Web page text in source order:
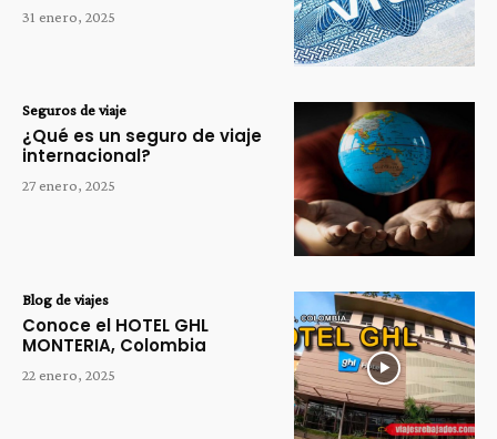
31 enero, 2025
Seguros de viaje
¿Qué es un seguro de viaje
internacional?
27 enero, 2025
Blog de viajes
Conoce el HOTEL GHL
MONTERIA, Colombia
22 enero, 2025